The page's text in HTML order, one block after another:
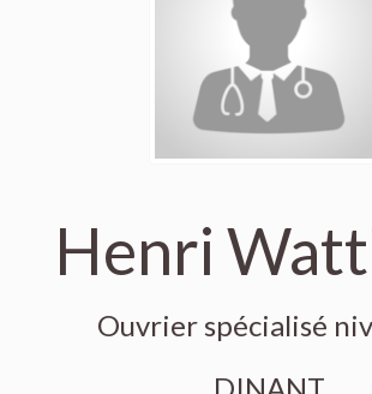
Henri
Ouvrier spécialisé